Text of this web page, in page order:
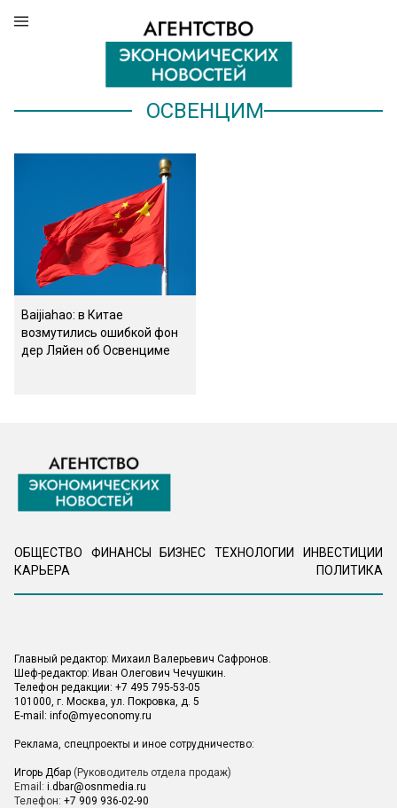
ОСВЕНЦИМ
Baijiahao: в Китае
возмутились ошибкой фон
дер Ляйен об Освенциме
ОБЩЕСТВО ФИНАНСЫ БИЗНЕС ТЕХНОЛОГИИ
ИНВЕСТИЦИИ
КАРЬЕРА
ПОЛИТИКА
Главный редактор: Михаил Валерьевич Сафронов.
Шеф-редактор: Иван Олегович Чечушкин.
Телефон редакции: +7 495 795-53-05
101000, г. Москва, ул. Покровка, д. 5
E-mail: info@myeconomy.ru
Реклама, спецпроекты и иное сотрудничество:
Игорь Дбар (Руководитель отдела продаж)
Email: i.dbar@osnmedia.ru
Телефон: +7 909 936-02-90